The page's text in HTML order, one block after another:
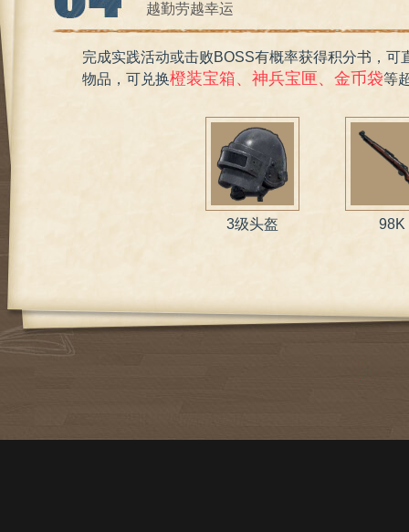
越勤劳越幸运
完成实践活动或击败BOSS有概率获得积分书，
物品，可兑换橙装宝箱、神兵宝匣、金币袋等
3级头盔 98K